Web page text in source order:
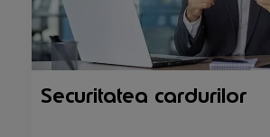
Securitatea cardurilor